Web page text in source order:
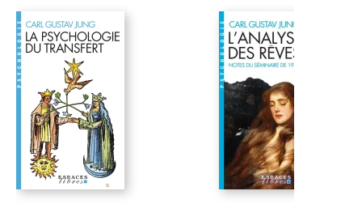
psychique que requiert la conception de la synchronicité, et
d'illustrer la loi de contamination des archétypes qui préside
au travail de la réalité psychique objective.